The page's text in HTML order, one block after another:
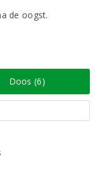
de oogst.
Doos (6)